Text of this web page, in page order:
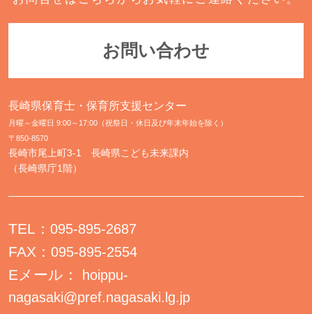
お問い合わせ
長崎県保育士・保育所支援センター
月曜～金曜日 9:00～17:00（祝祭日・休日及び年末年始を除く）
〒850-8570
長崎市尾上町3-1 長崎県こども未来課内
（長崎県庁1階）
TEL： 095-895-2687
FAX： 095-895-2554
Eメール：
hoippu-
nagasaki@pref.nagasaki.lg.jp